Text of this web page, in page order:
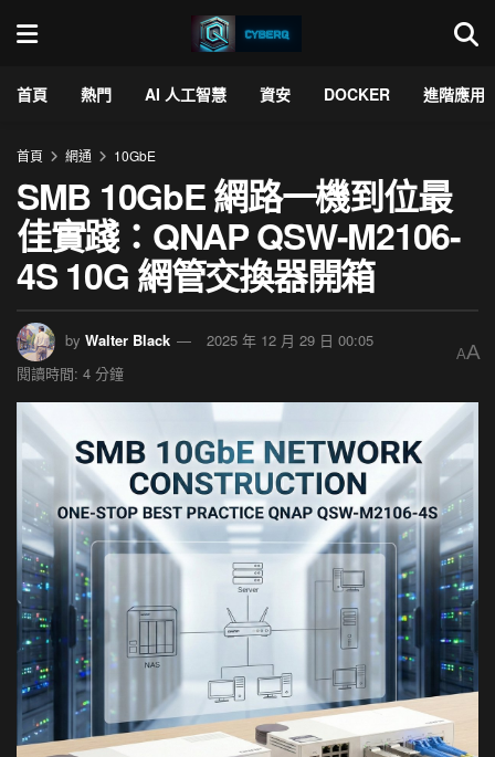
首頁 熱門 AI 人工智慧 資安 DOCKER 進階應用
首頁 網通 10GbE
SMB 10GbE 網路一機到位最
佳實踐：QNAP QSW-M2106-
4S 10G 網管交換器開箱
by Walter Black
2025 年 12 月 29 日 00:05
閱讀時間: 4 分鐘
AA